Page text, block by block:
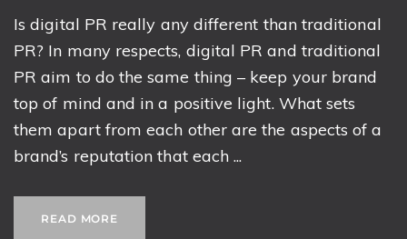
Is digital PR really any different than traditional
PR? In many respects, digital PR and traditional
PR aim to do the same thing – keep your brand
top of mind and in a positive light. What sets
them apart from each other are the aspects of a
brand’s reputation that each ...
READ MORE